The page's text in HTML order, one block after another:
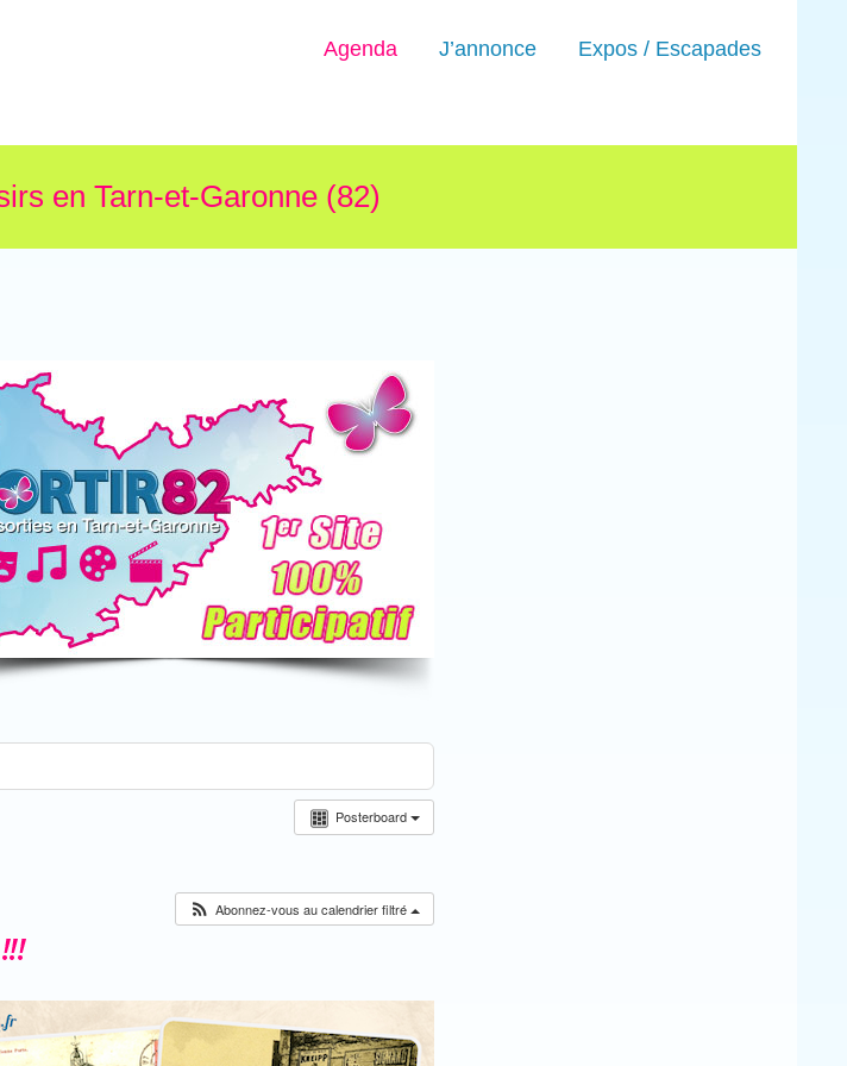
Agenda J’annonce Expos / Escapades
en Tarn-et-Garonne (82)
Posterboard
Abonnez-vous au calendrier filtré